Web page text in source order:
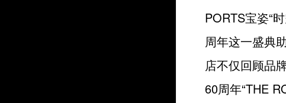
PORTS宝姿“
周年这一盛典
店不仅回顾品
60周年“THE